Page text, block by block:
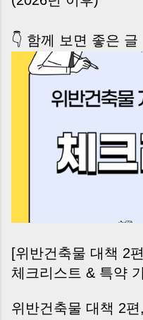
👇 함께 보면 좋은 글
[위반건축물 대책 2
체크리스트 & 특약
위반건축물 대책 2